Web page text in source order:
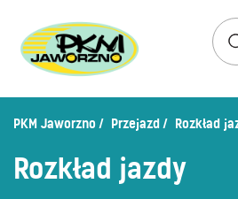
Przejazd
Lista
Zaplanuj podróż –
Mapa przystanków i
PKM Jaworzno Przejazd Rozkład
Rozkład jazdy